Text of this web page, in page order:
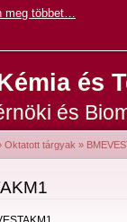
meg többet…
és
és
Oktatott tárgyak »